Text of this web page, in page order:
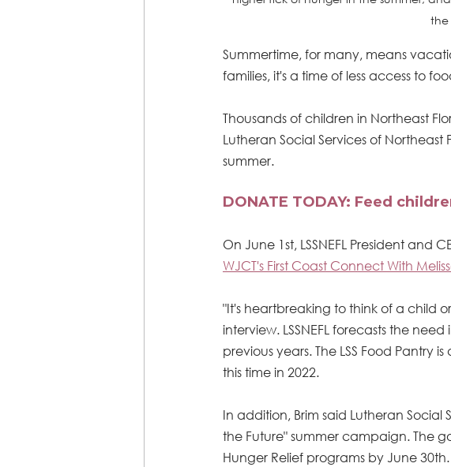
the
Summertime, for many, means
families, it's a time of less access to
Thousands of children in Northeast
Lutheran Social Services of
summer.
DONATE TODAY: Feed
On June 1st, LSSNEFL President and
WJCT's First Coast Connect With
"It's heartbreaking to think of a child
interview. LSSNEFL forecasts the
previous years. The LSS Food Pantry
this time in 2022.
In addition, Brim said Lutheran
the Future" summer campaign. The
Hunger Relief programs by June